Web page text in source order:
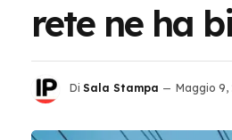
rete ne ha
Di Sala Stampa Maggio 9,